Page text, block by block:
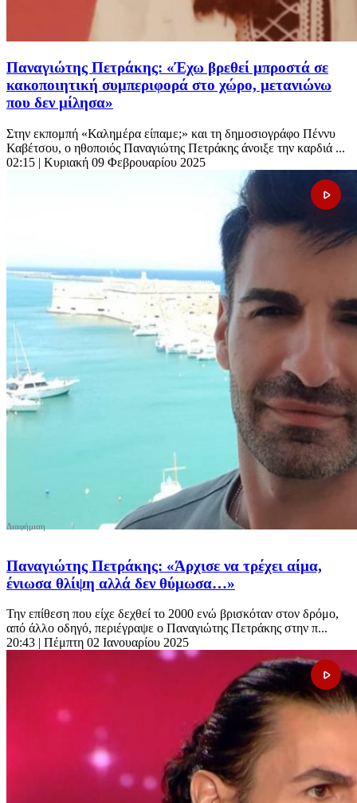
Παναγιώτης Πετράκης: «Έχω βρεθεί μπροστά σε
κακοποιητική συμπεριφορά στο χώρο, μετανιώνω
που δεν μίλησα»
Στην εκπομπή «Καλημέρα είπαμε;» και τη δημοσιογράφο Πέννυ
Καβέτσου, ο ηθοποιός Παναγιώτης Πετράκης άνοιξε την καρδιά ...
02:15 | Κυριακή 09 Φεβρουαρίου 2025
Παναγιώτης Πετράκης: «Άρχισε να τρέχει αίμα,
ένιωσα θλίψη αλλά δεν θύμωσα…»
Την επίθεση που είχε δεχθεί το 2000 ενώ βρισκόταν στον δρόμο,
από άλλο οδηγό, περιέγραψε ο Παναγιώτης Πετράκης στην π...
20:43 | Πέμπτη 02 Ιανουαρίου 2025